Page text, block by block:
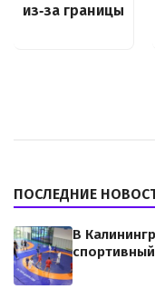
из‑за границы
ПОСЛЕДНИЕ
В